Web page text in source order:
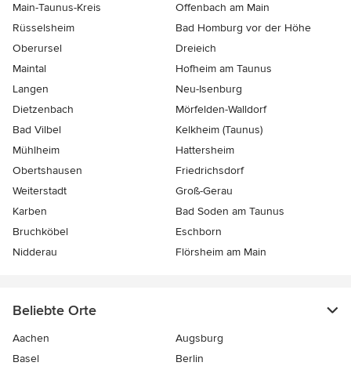
Main-Taunus-Kreis
Offenbach am Main
Rüsselsheim
Bad Homburg vor der Höhe
Oberursel
Dreieich
Maintal
Hofheim am Taunus
Langen
Neu-Isenburg
Dietzenbach
Mörfelden-Walldorf
Bad Vilbel
Kelkheim (Taunus)
Mühlheim
Hattersheim
Obertshausen
Friedrichsdorf
Weiterstadt
Groß-Gerau
Karben
Bad Soden am Taunus
Bruchköbel
Eschborn
Nidderau
Flörsheim am Main
Beliebte Orte
Aachen
Augsburg
Basel
Berlin